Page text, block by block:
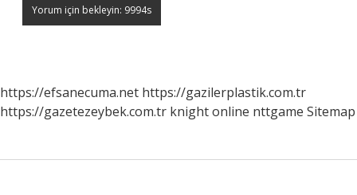
https://efsanecuma.net https://gazilerplastik.com.tr
https://gazetezeybek.com.tr knight online nttgame Sitemap